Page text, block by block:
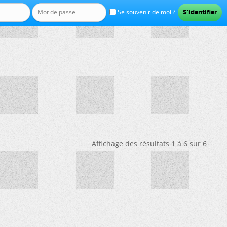
Se souvenir de moi ?
Affichage des résultats 1 à 6 sur 6